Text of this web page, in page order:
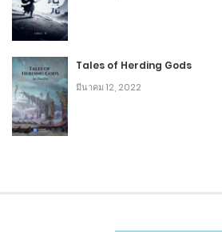
2 DH บทที่ 164 - ความรู้สึกที่แท้จริง
พฤศจิกายน 2, 2020
7
2
DH บทที่ 163 - ยาอายุวัฒนะและความโศกเ
Tales of Herding Gods
มีนาคม 12, 2022